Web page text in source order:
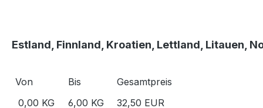
Estland, Finnland, Kroatien, Lettland, Litauen,
Von Bis
Gesamtpreis
0,00 KG
6,00 KG
32,50 EUR